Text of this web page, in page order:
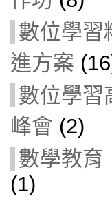
數位學習
進方案
數位學習
峰會 (2)
數學教育
(1)